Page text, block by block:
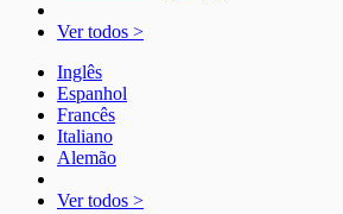
Ver todos >
Inglês
Espanhol
Francês
Italiano
Alemão
Ver todos >